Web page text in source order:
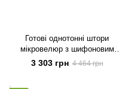
Готові однотонні штори
мікровелюр з шифоновим
тюлем на люверсах зелена в
офіс, кабінет, спальню, зал,
3 303 грн 4 464 грн